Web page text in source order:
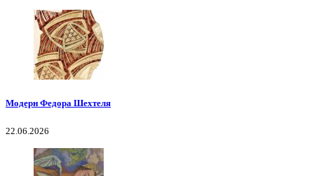
Модерн Федора Шехтеля
22.06.2026